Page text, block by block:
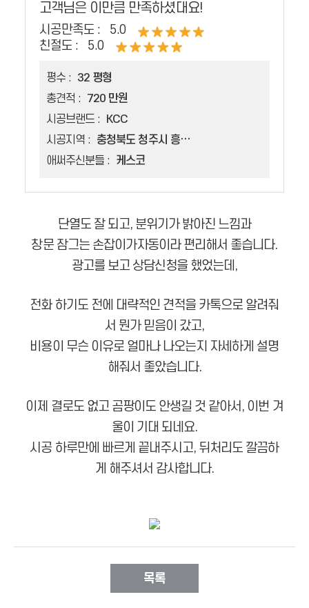
고객님은 이만큼 만족하셨대요!
시공만족도 :
5.0
친절도 :
5.0
평수 :
32 평형
총견적 :
720 만원
시공브랜드 :
KCC
시공지역 :
충청북도 청주시 흥덕구 신봉동
애써주신분들 :
케스코
단열도 잘 되고, 분위기가 밝아진 느낌과
창문 잠그는 손잡이가자동이라 편리해서 좋습니다.
광고를 보고 상담신청을 했었는데,
전화 하기도 전에 대략적인 견적을 카톡으로 알려줘
서 뭔가 믿음이 갔고,
비용이 무슨 이유로 얼마나 나오는지 자세하게 설명
해줘서 좋았습니다.
이제 결로도 없고 곰팡이도 안생길 것 같아서, 이번 겨
울이 기대 되네요.
시공 하루만에 빠르게 끝내주시고, 뒤처리도 깔끔하
게 해주셔서 감사합니다.
목록